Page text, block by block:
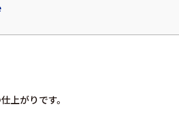
上がりです。